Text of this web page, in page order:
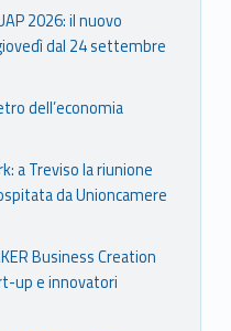
2026: il nuovo
dal 24 settembre
dell’economia
a Treviso la riunione
da Unioncamere
Business Creation
up e innovatori